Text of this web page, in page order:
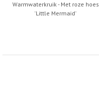
Warmwaterkruik - Met roze hoes
'Little Mermaid'